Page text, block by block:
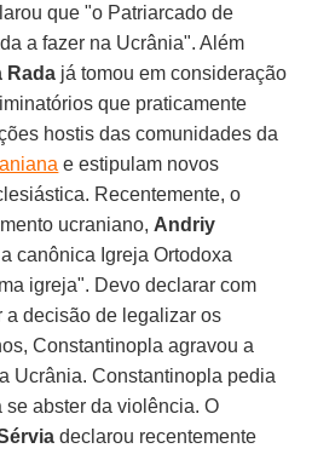
que "o Patriarcado de
a fazer na Ucrânia". Além
Rada já tomou em consideração
que praticamente
hostis das comunidades da
e estipulam novos
Recentemente, o
ucraniano, Andriy
canônica Igreja Ortodoxa
igreja". Devo declarar com
a decisão de legalizar os
Constantinopla agravou a
Ucrânia. Constantinopla pedia
se abster da violência. O
declarou recentemente